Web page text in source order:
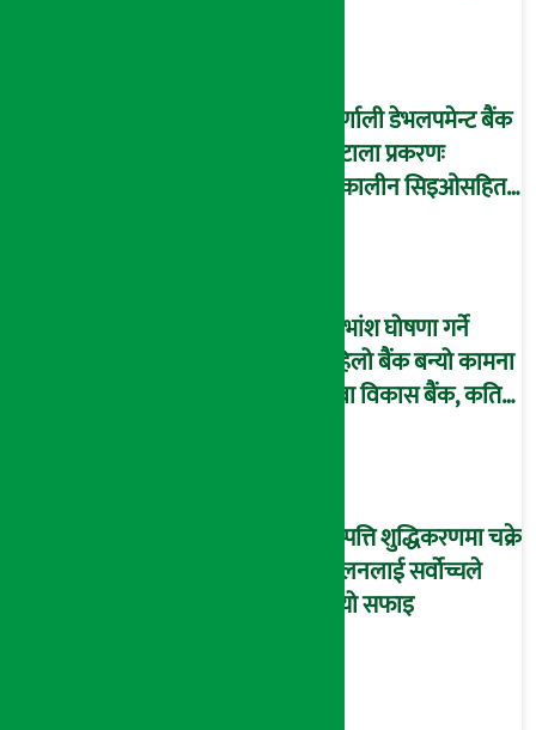
कर्णाली डेभलपमेन्ट बैंक
घोटाला प्रकरणः
तत्कालीन सिइओसहित
लाभांश घोषणा गर्ने
पहिलो बैंक बन्यो कामना
सेवा विकास बैंक, कति
सम्पत्ति शुद्धिकरणमा चक्रे
मिलनलाई सर्वोच्चले
दियो सफाइ